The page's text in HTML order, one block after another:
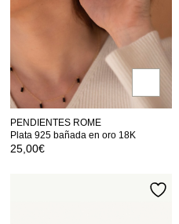
PENDIENTES ROME
Plata 925 bañada en oro 18K
25,00€